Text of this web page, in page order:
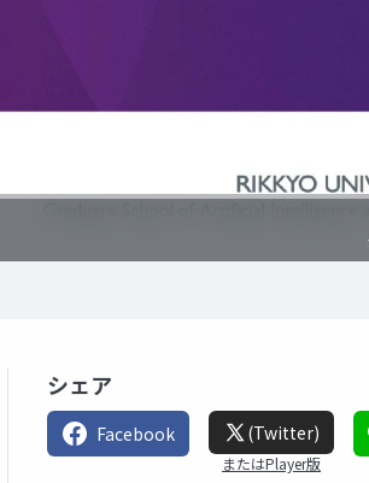
シェア
Facebook (Twitter)
またはPlayer版